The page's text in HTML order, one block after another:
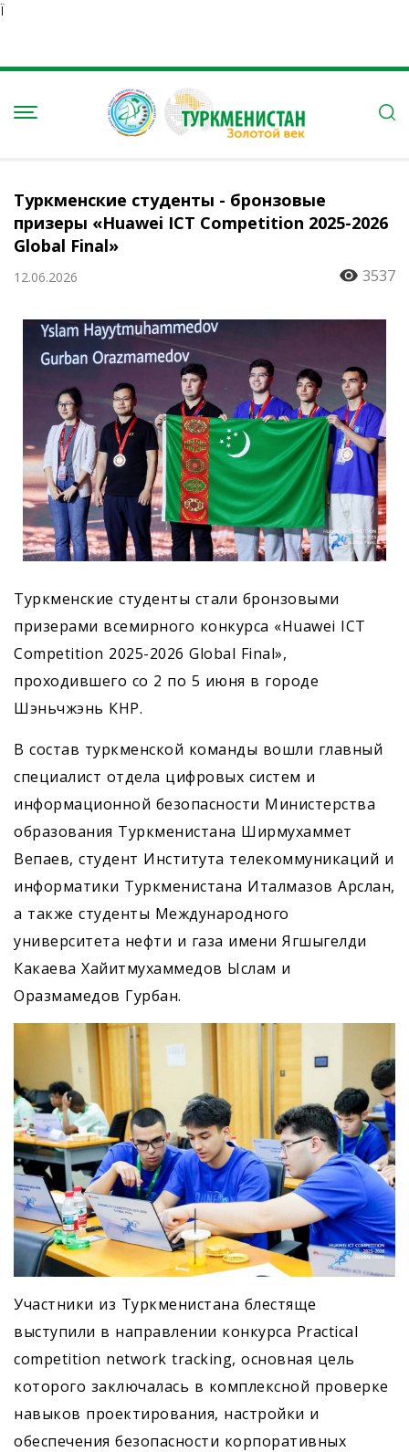
Ï
Туркменские студенты - бронзовые
призеры «Huawei ICT Competition 2025-2026
Global Final»
12.06.2026 3537
Туркменские студенты стали бронзовыми
призерами всемирного конкурса «Huawei ICT
Competition 2025-2026 Global Final»,
проходившего со 2 по 5 июня в городе
Шэньчжэнь КНР.
В состав туркменской команды вошли главный
специалист отдела цифровых систем и
информационной безопасности Министерства
образования Туркменистана Ширмухаммет
Вепаев, студент Института телекоммуникаций и
информатики Туркменистана Италмазов Арслан,
а также студенты Международного
университета нефти и газа имени Ягшыгелди
Какаева Хайитмухаммедов Ыслам и
Оразмамедов Гурбан.
Участники из Туркменистана блестяще
выступили в направлении конкурса Practical
competition network tracking, основная цель
которого заключалась в комплексной проверке
навыков проектирования, настройки и
обеспечения безопасности корпоративных